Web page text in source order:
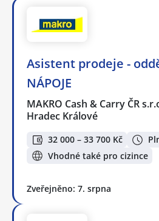
Asistent prodeje -
NÁPOJE
MAKRO Cash & Carry ČR
Hradec Králové
32 000 – 33 700 Kč
Vhodné také pro cizince
Zveřejněno: 7. srpna